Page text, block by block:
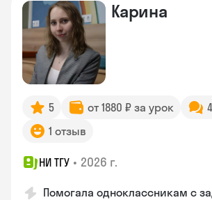
Карина
5 от 1880 ₽ за урок
1 отзыв
НИ ТГУ • 2026 г.
Помогала одноклассникам с